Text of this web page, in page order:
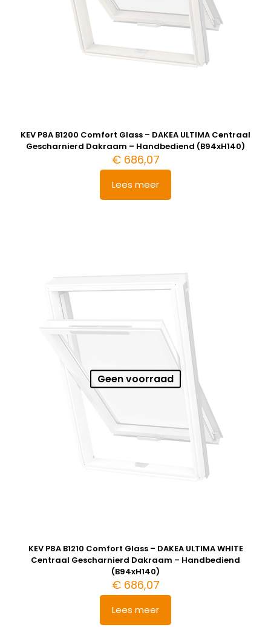
KEV P8A B1200 Comfort Glass – DAKEA ULTIMA Centraal
Gescharnierd Dakraam – Handbediend (B94xH140)
€686,07
Lees meer
Geen voorraad
KEV P8A B1210 Comfort Glass – DAKEA ULTIMA WHITE
Centraal Gescharnierd Dakraam – Handbediend
(B94xH140)
€686,07
Lees meer